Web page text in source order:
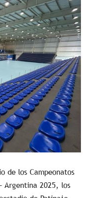
de los Campeonatos
Argentina 2025, los